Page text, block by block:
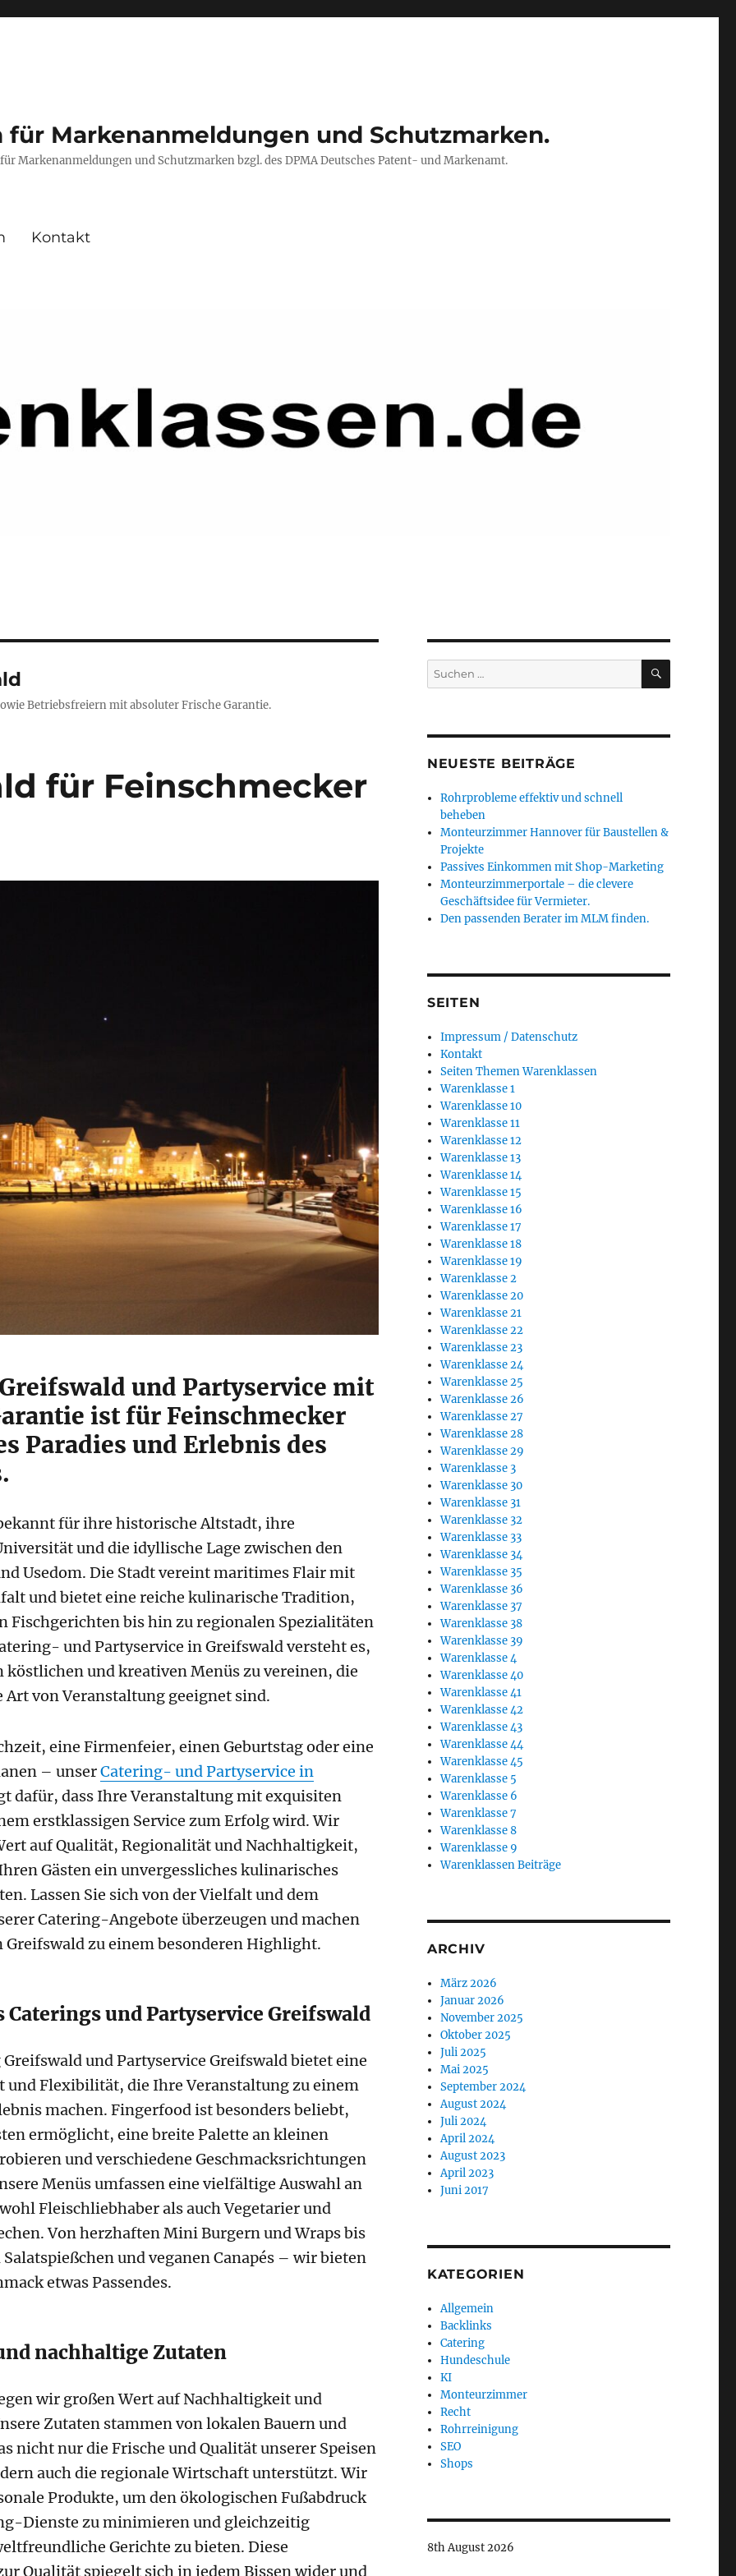
Markenanmeldungen und Schutzmarken.
Markenanmeldungen und Schutzmarken bzgl. des DPMA Deutsches Patent- und Markenamt.
Kontakt
Betriebsfreiern mit absoluter Frische Garantie.
für Feinschmecker
und Partyservice mit
ist für Feinschmecker
Paradies und Erlebnis des
für ihre historische Altstadt, ihre
und die idyllische Lage zwischen den
Usedom. Die Stadt vereint maritimes Flair mit
und bietet eine reiche kulinarische Tradition,
Fischgerichten bis hin zu regionalen Spezialitäten
und Partyservice in Greifswald versteht es,
köstlichen und kreativen Menüs zu vereinen, die
Art von Veranstaltung geeignet sind.
eine Firmenfeier, einen Geburtstag oder eine
– unserCatering- und Partyservice in
dafür, dass Ihre Veranstaltung mit exquisiten
erstklassigen Service zum Erfolg wird. Wir
auf Qualität, Regionalität und Nachhaltigkeit,
Gästen ein unvergessliches kulinarisches
Lassen Sie sich von der Vielfalt und dem
Catering-Angebote überzeugen und machen
Greifswald zu einem besonderen Highlight.
Caterings und Partyservice Greifswald
und Partyservice Greifswald bietet eine
und Flexibilität, die Ihre Veranstaltung zu einem
machen. Fingerfood ist besonders beliebt,
ermöglicht, eine breite Palette an kleinen
und verschiedene Geschmacksrichtungen
Menüs umfassen eine vielfältige Auswahl an
Fleischliebhaber als auch Vegetarier und
Von herzhaften Mini Burgern und Wraps bis
und veganen Canapés – wir bieten
etwas Passendes.
nachhaltige Zutaten
wir großen Wert auf Nachhaltigkeit und
Zutaten stammen von lokalen Bauern und
nicht nur die Frische und Qualität unserer Speisen
auch die regionale Wirtschaft unterstützt. Wir
Produkte, um den ökologischen Fußabdruck
Dienste zu minimieren und gleichzeitig
Gerichte zu bieten. Diese
Qualität spiegelt sich in jedem Bissen wider und
Suchen
nach:
SUCHEN
NEUESTE BEITRÄGE
Rohrprobleme effektiv und schnell
beheben
Monteurzimmer Hannover für Baustellen &
Projekte
Passives Einkommen mit Shop-Marketing
Monteurzimmerportale – die clevere
Geschäftsidee für Vermieter.
Den passenden Berater im MLM finden.
SEITEN
Impressum / Datenschutz
Kontakt
Seiten Themen Warenklassen
Warenklasse 1
Warenklasse 10
Warenklasse 11
Warenklasse 12
Warenklasse 13
Warenklasse 14
Warenklasse 15
Warenklasse 16
Warenklasse 17
Warenklasse 18
Warenklasse 19
Warenklasse 2
Warenklasse 20
Warenklasse 21
Warenklasse 22
Warenklasse 23
Warenklasse 24
Warenklasse 25
Warenklasse 26
Warenklasse 27
Warenklasse 28
Warenklasse 29
Warenklasse 3
Warenklasse 30
Warenklasse 31
Warenklasse 32
Warenklasse 33
Warenklasse 34
Warenklasse 35
Warenklasse 36
Warenklasse 37
Warenklasse 38
Warenklasse 39
Warenklasse 4
Warenklasse 40
Warenklasse 41
Warenklasse 42
Warenklasse 43
Warenklasse 44
Warenklasse 45
Warenklasse 5
Warenklasse 6
Warenklasse 7
Warenklasse 8
Warenklasse 9
Warenklassen Beiträge
ARCHIV
März 2026
Januar 2026
November 2025
Oktober 2025
Juli 2025
Mai 2025
September 2024
August 2024
Juli 2024
April 2024
August 2023
April 2023
Juni 2017
KATEGORIEN
Allgemein
Backlinks
Catering
Hundeschule
KI
Monteurzimmer
Recht
Rohrreinigung
SEO
Shops
8th August 2026